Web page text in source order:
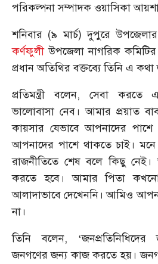
পরিকল্পনা সম্পাদক ওয়াসিকা
শনিবার (৯ মার্চ) দুপুরে
কর্ণফুলীউপজেলা নাগরিক
প্রধান অতিথির বক্তব্যে তিনি এ কথা
প্রতিমন্ত্রী বলেন, সেবা
ভালোবাসা নেব। আমার প্রয়াত
কায়সার যেভাবে আপনাদের
আপনাদের পাশে থাকতে চাই। মনে
রাজনীতিতে শেষ বলে কিছু
করতে হবে। আমার পিতা কখনো
আলাদাভাবে দেখেননি। আমিও
না।
তিনি বলেন,
জনগণের জন্য কাজ করতে হয়।